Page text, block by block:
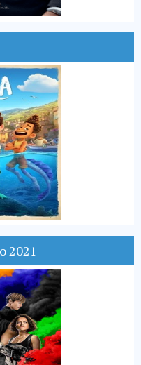
2021